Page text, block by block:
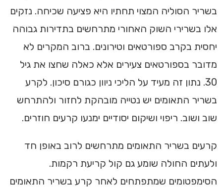
בשריר הסוליה המצוי תחתיו היא פציעה שכיחה. נזקים
אלו בשרירי השוק האחורי מתרחשים בתדירות גבוהה
יחסית בקרב ספורטאים וטירונים. ברוב המקרים לא
מדובר בספורטאים צעירים אלא כאלה שחצו את גיל
30. נתון זה מעיד על הליכי ניוון כגורם סיכון. לקרע
בשריר התאומים יש נטייה מובהקת לחזור ולהתרחש
שוב ושוב. ריפוי ושיקום יסודיים ימנעו קרעים חוזרים.
קרעים בשריר התאומים מתרחשים לרוב באופן חד
ולעתים החולה שומע גם קול קריעת רקמות.
הסימפטומים שמתפתחים לאחר קרע בשריר התאומים